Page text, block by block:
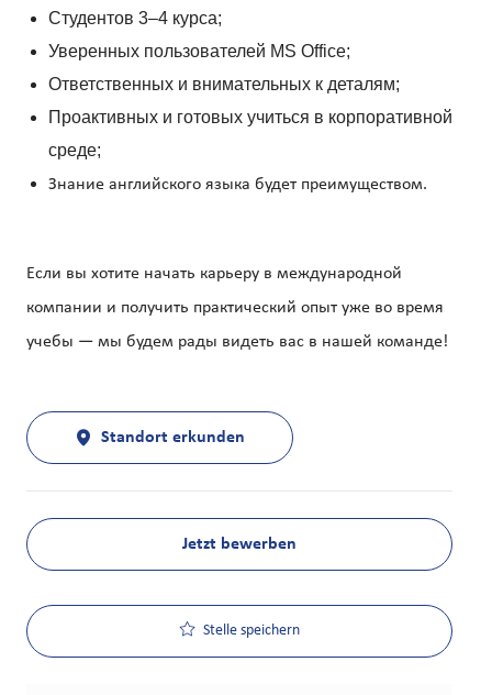
Студентов 3–4 курса;
Уверенных пользователей MS Office;
Ответственных и внимательных к деталям;
Проактивных и готовых учиться в корпоративной
среде;
Знание английского языка будет преимуществом.
Если вы хотите начать карьеру в международной
компании и получить практический опыт уже во время
учебы — мы будем рады видеть вас в нашей команде!
Standort erkunden
Jetzt bewerben
Stelle speichern